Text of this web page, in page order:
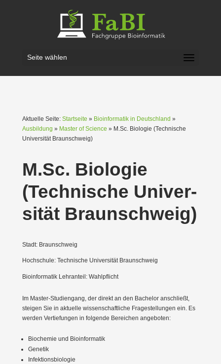
Seite wählen
Aktuelle Seite: Startseite » Bioinformatik in Deutschland »
Ausbildung » Master of Science » M.Sc. Biologie (Technische
Univer­sität Braun­schweig)
M.Sc. Biologie
(Technische Univer­
sität Braun­schweig)
Stadt: Braunschweig
Hochschule: Technische Universität Braunschweig
Bioinformatik Lehranteil: Wahlpflicht
Im Master-Studi­engang, der direkt an den Bachelor anschließt,
steigen Sie in aktuelle wissen­schaft­liche Frage­stel­lungen ein. Es
werden Vertie­fungen in folgende Bereichen angeboten:
Biochemie und Bioin­for­matik
Genetik
Infek­ti­ons­bio­logie